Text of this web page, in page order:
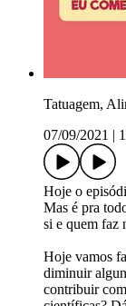
Tatuagem,
07/09/2021
Hoje o
Mas é pra
si e quem faz
Hoje vamos
diminuir
contribuir